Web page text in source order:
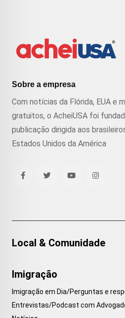
Sobre a empresa
Com notícias da Flórida, EUA e
gratuitos, o AcheiUSA foi
publicação dirigida aos
Estados Unidos da América
Local & Comunidade
Imigração
Imigração em Dia/Perguntas e
Entrevistas/Podcast com